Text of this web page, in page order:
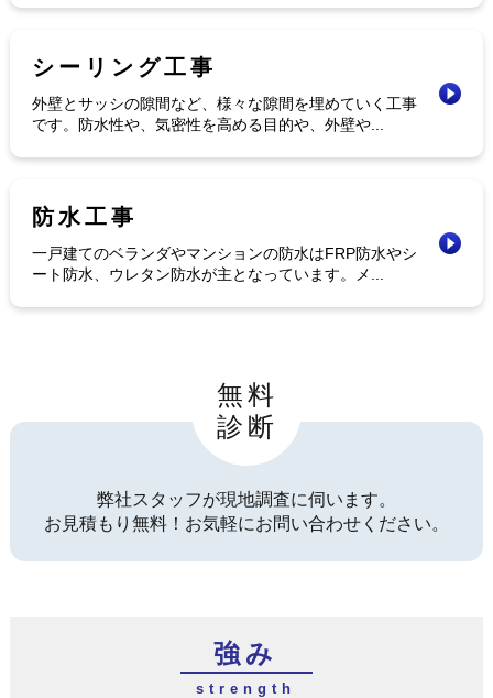
シーリング工事
外壁とサッシの隙間など、様々な隙間を埋めていく工事
です。防水性や、気密性を高める目的や、外壁や...
防水工事
一戸建てのベランダやマンションの防水はFRP防水やシ
ート防水、ウレタン防水が主となっています。メ...
無料
診断
弊社スタッフが現地調査に伺います。
お見積もり無料！お気軽にお問い合わせください。
強み